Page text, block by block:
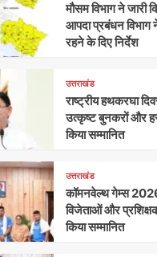
मौसम विभाग ने जारी
आपदा प्रबंधन विभाग
रहने के दिए निर्देश
उत्तराखंड
राष्ट्रीय हथकरघा
उत्कृष्ट बुनकरों और
किया सम्मानित
उत्तराखंड
कॉमनवेल्थ गेम्स
विजेताओं और
किया सम्मानित